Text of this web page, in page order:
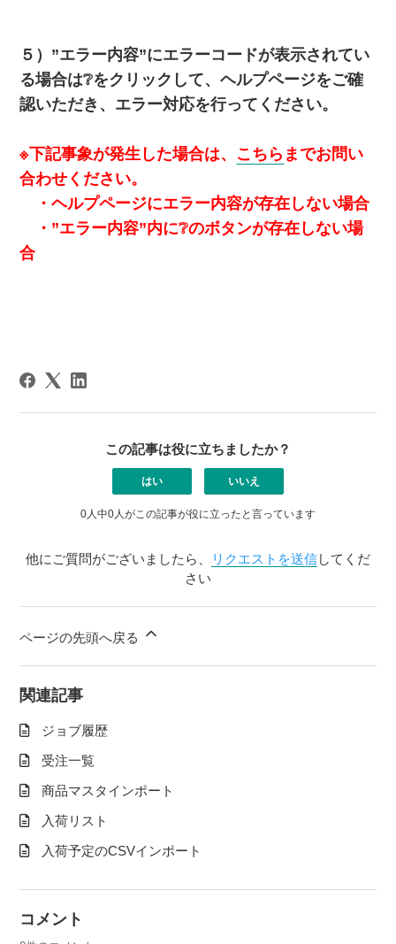
５）”エラー内容”にエラーコードが表示されてい
る場合は❔をクリックして、ヘルプページをご確
認いただき、エラー対応を行ってください。
※下記事象が発生した場合は、 こちら までお問い
合わせください。
・ヘルプページにエラー内容が存在しない場合
・”エラー内容”内に❔のボタンが存在しない場
合
この記事は役に立ちましたか？
はい いいえ
0人中0人がこの記事が役に立ったと言っています
他にご質問がございましたら、 リクエストを送信してくだ
さい
ページの先頭へ戻る
関連記事
ジョブ履歴
受注一覧
商品マスタインポート
入荷リスト
入荷予定のCSVインポート
コメント